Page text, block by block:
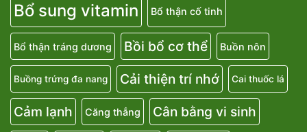
Bổ sung vitamin Bổ thận cố tinh
Bổ thận tráng dương Bồi bổ cơ thể Buồn nôn
Buồng trứng đa nang Cải thiện trí nhớ Cai thuốc lá
Cảm lạnh Căng thẳng Cân bằng vi sinh